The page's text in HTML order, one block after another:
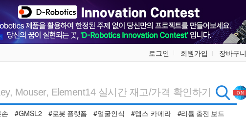
로그인 회원가입 장바구니
#GMSL2 #로봇 플랫폼 #얼굴인식 #뎁스 카메라 #리튬 충전 보드